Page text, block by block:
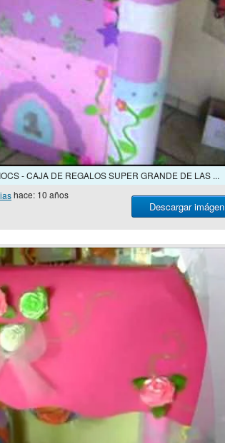
- CAJA DE REGALOS SUPER GRANDE DE LAS ...
Descargar imágen
hace: 10 años